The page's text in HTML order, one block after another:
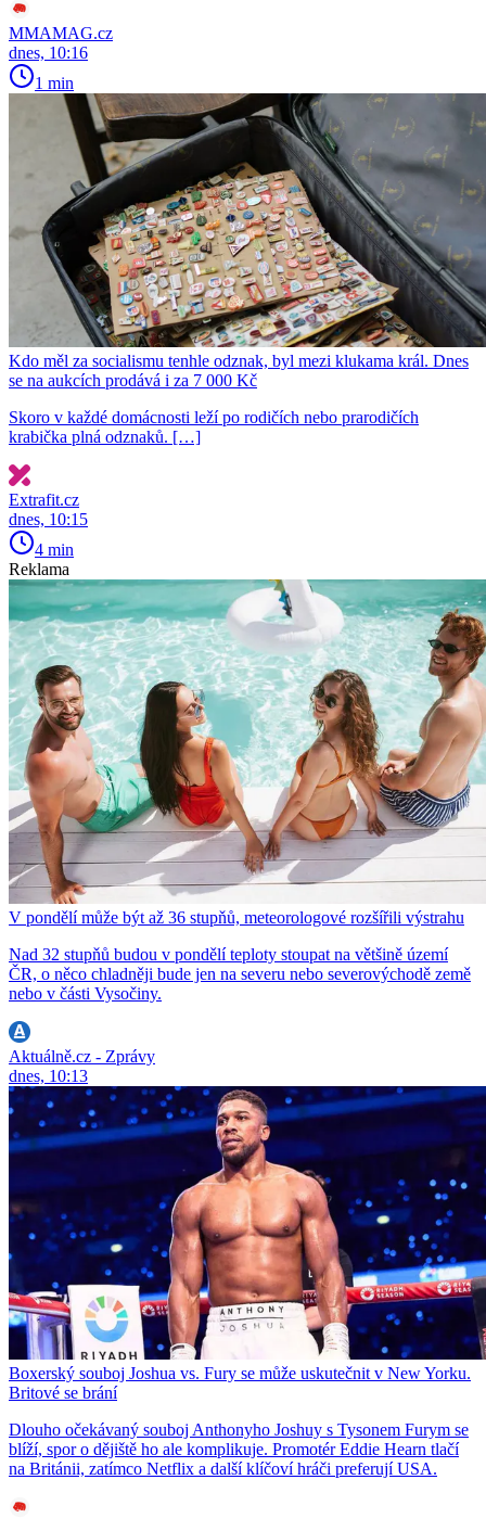
MMAMAG.cz
dnes, 10:16
1 min
Kdo měl za socialismu tenhle odznak, byl mezi klukama král. Dnes
se na aukcích prodává i za 7 000 Kč
Skoro v každé domácnosti leží po rodičích nebo prarodičích
krabička plná odznaků. […]
Extrafit.cz
dnes, 10:15
4 min
Reklama
V pondělí může být až 36 stupňů, meteorologové rozšířili výstrahu
Nad 32 stupňů budou v pondělí teploty stoupat na většině území
ČR, o něco chladněji bude jen na severu nebo severovýchodě země
nebo v části Vysočiny.
Aktuálně.cz - Zprávy
dnes, 10:13
Boxerský souboj Joshua vs. Fury se může uskutečnit v New Yorku.
Britové se brání
Dlouho očekávaný souboj Anthonyho Joshuy s Tysonem Furym se
blíží, spor o dějiště ho ale komplikuje. Promotér Eddie Hearn tlačí
na Británii, zatímco Netflix a další klíčoví hráči preferují USA.